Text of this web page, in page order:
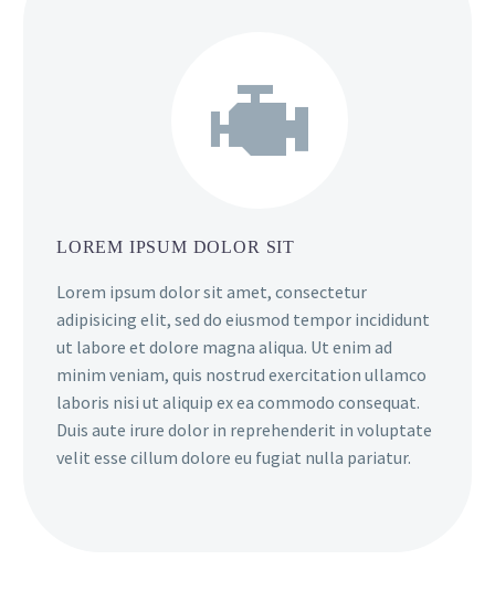


LOREM IPSUM DOLOR SIT
Lorem ipsum dolor sit amet, consectetur
adipisicing elit, sed do eiusmod tempor incididunt
ut labore et dolore magna aliqua. Ut enim ad
minim veniam, quis nostrud exercitation ullamco
laboris nisi ut aliquip ex ea commodo consequat.
Duis aute irure dolor in reprehenderit in voluptate
velit esse cillum dolore eu fugiat nulla pariatur.